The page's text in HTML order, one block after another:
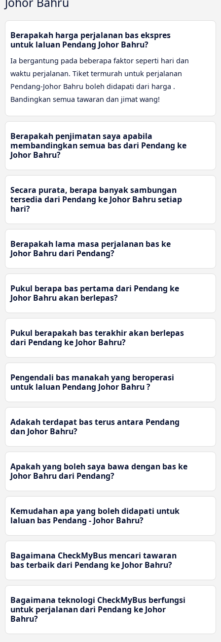
Berapakah harga perjalanan bas ekspres
untuk laluan Pendang Johor Bahru?
Ia bergantung pada beberapa faktor seperti hari dan
waktu perjalanan. Tiket termurah untuk perjalanan
Pendang-Johor Bahru boleh didapati dari harga .
Bandingkan semua tawaran dan jimat wang!
Berapakah penjimatan saya apabila
membandingkan semua bas dari Pendang ke
Johor Bahru?
Secara purata, berapa banyak sambungan
tersedia dari Pendang ke Johor Bahru setiap
hari?
Berapakah lama masa perjalanan bas ke
Johor Bahru dari Pendang?
Pukul berapa bas pertama dari Pendang ke
Johor Bahru akan berlepas?
Pukul berapakah bas terakhir akan berlepas
dari Pendang ke Johor Bahru?
Pengendali bas manakah yang beroperasi
untuk laluan Pendang Johor Bahru ?
Adakah terdapat bas terus antara Pendang
dan Johor Bahru?
Apakah yang boleh saya bawa dengan bas ke
Johor Bahru dari Pendang?
Kemudahan apa yang boleh didapati untuk
laluan bas Pendang - Johor Bahru?
Bagaimana CheckMyBus mencari tawaran
bas terbaik dari Pendang ke Johor Bahru?
Bagaimana teknologi CheckMyBus berfungsi
untuk perjalanan dari Pendang ke Johor
Bahru?